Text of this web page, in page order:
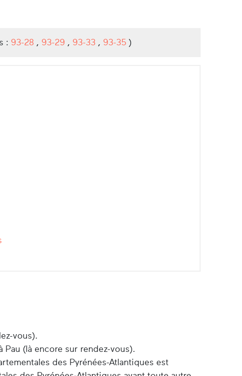
: 93-28 , 93-29 , 93-33 , 93-35 )
vous).
(là encore sur rendez-vous).
des Pyrénées-Atlantiques est